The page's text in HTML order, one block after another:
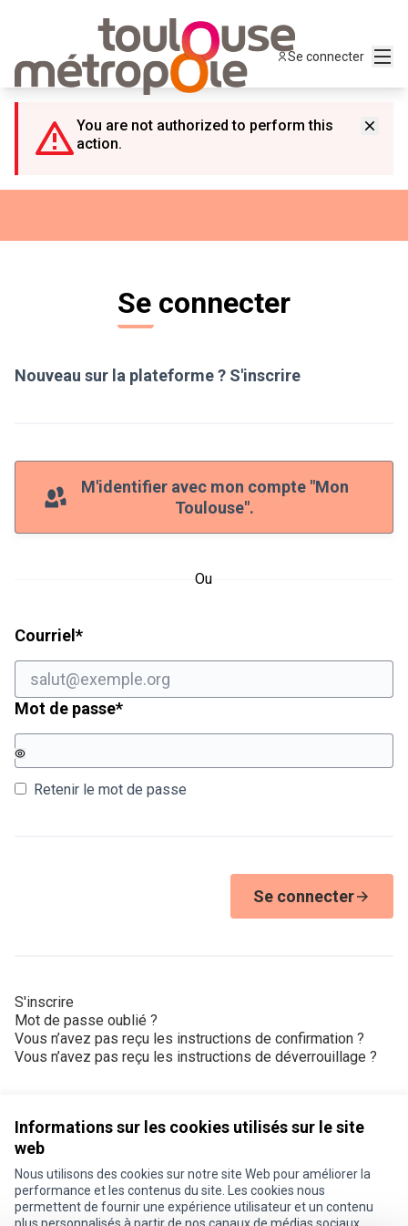
Informations sur les cookies utilisés sur le site
web
Nous utilisons des cookies sur notre site Web pour améliorer la
performance et les contenus du site. Les cookies nous
permettent de fournir une expérience utilisateur et un contenu
Se connecter
You are not authorized to perform this
action.
Se connecter
Nouveau sur la plateforme ? S'inscrire
M'identifier avec mon compte "Mon
Toulouse".
Ou
Courriel *Champ obligatoire
Mot de passe*Champ obligatoire
Retenir le mot de passe
Se connecter
S'inscrire
Mot de passe oublié ?
Vous n’avez pas reçu les instructions de confirmation ?
Vous n’avez pas reçu les instructions de déverrouillage ?
Conditions d'utilisation
Paramètres des cookies
Je participe ! sur X
Je participe ! sur Facebook
Je participe ! sur Instagram